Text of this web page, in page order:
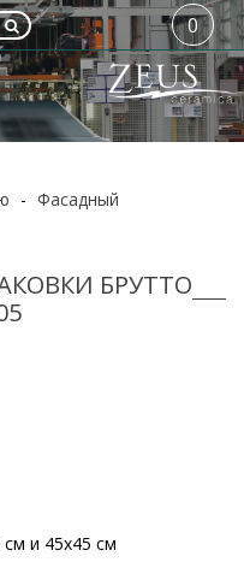
0
- Фасадный
БРУТТО
и 45х45 см